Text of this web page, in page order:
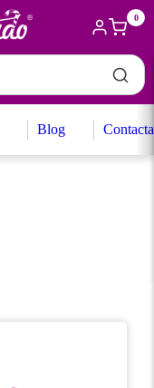
0
Blog